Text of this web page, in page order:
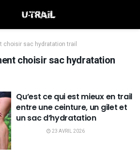
choisir sac hydratation trail
choisir sac hydratation
Qu’est ce qui est mieux en trail
entre une ceinture, un gilet et
un sac d’hydratation
23 AVRIL 2026